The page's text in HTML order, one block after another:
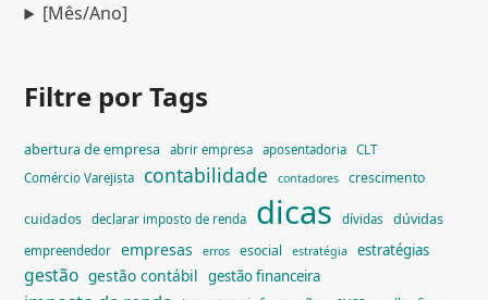
[Mês/Ano]
Filtre por Tags
abertura de empresa abrir empresa aposentadoria
CLT
Comércio Varejista
contabilidade contadores crescimento
cuidados declarar imposto de renda dicas dívidas dúvidas
empreendedor empresas erros esocial estratégia estratégias
gestão gestão contábil gestão financeira